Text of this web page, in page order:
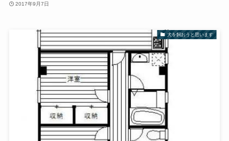
2017年9月7日
犬を飼おうと思います